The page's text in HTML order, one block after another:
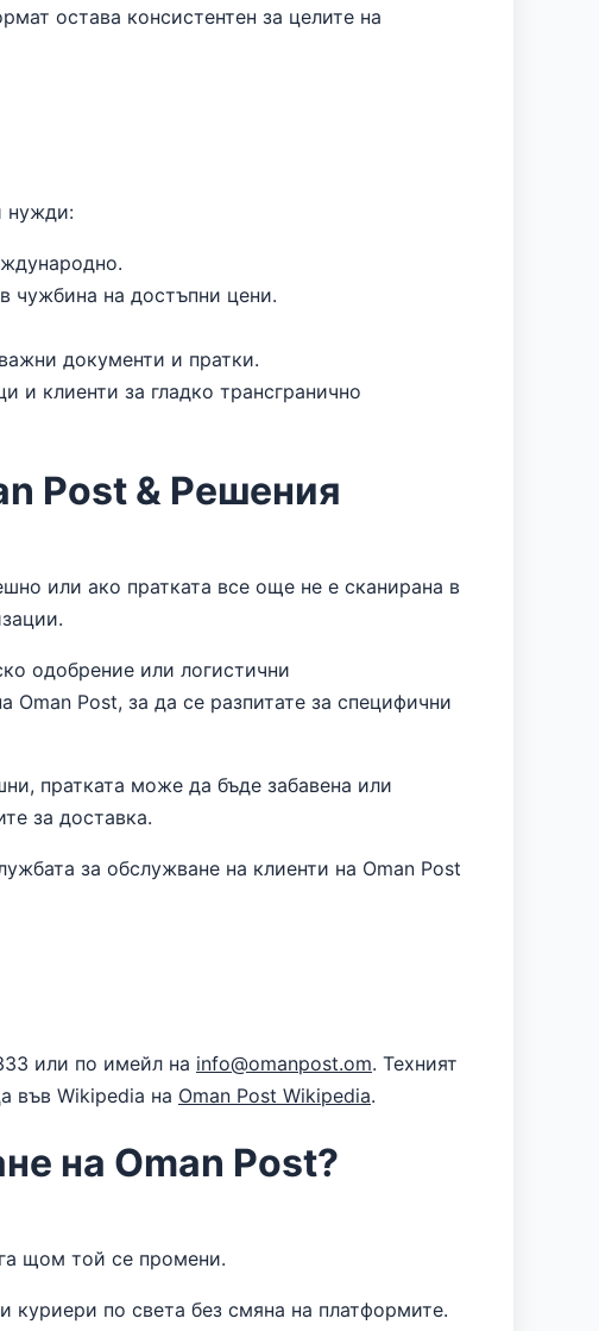
остава консистентен за целите на
нужди:
чужбина на достъпни цени.
документи и пратки.
и клиенти за гладко трансгранично
Post & Решения
или ако пратката все още не е сканирана в
одобрение или логистични
Post, за да се разпитате за специфични
пратката може да бъде забавена или
за доставка.
за обслужване на клиенти на Oman Post
или по имейл на info@omanpost.om. Техният
във Wikipedia на Oman Post Wikipedia.
на Oman Post?
щом той се промени.
куриери по света без смяна на платформите.